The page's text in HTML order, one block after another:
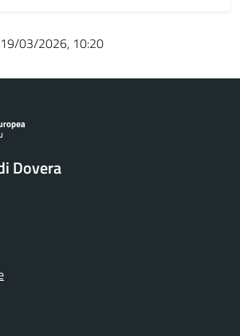
03/2026, 10:20
Dovera